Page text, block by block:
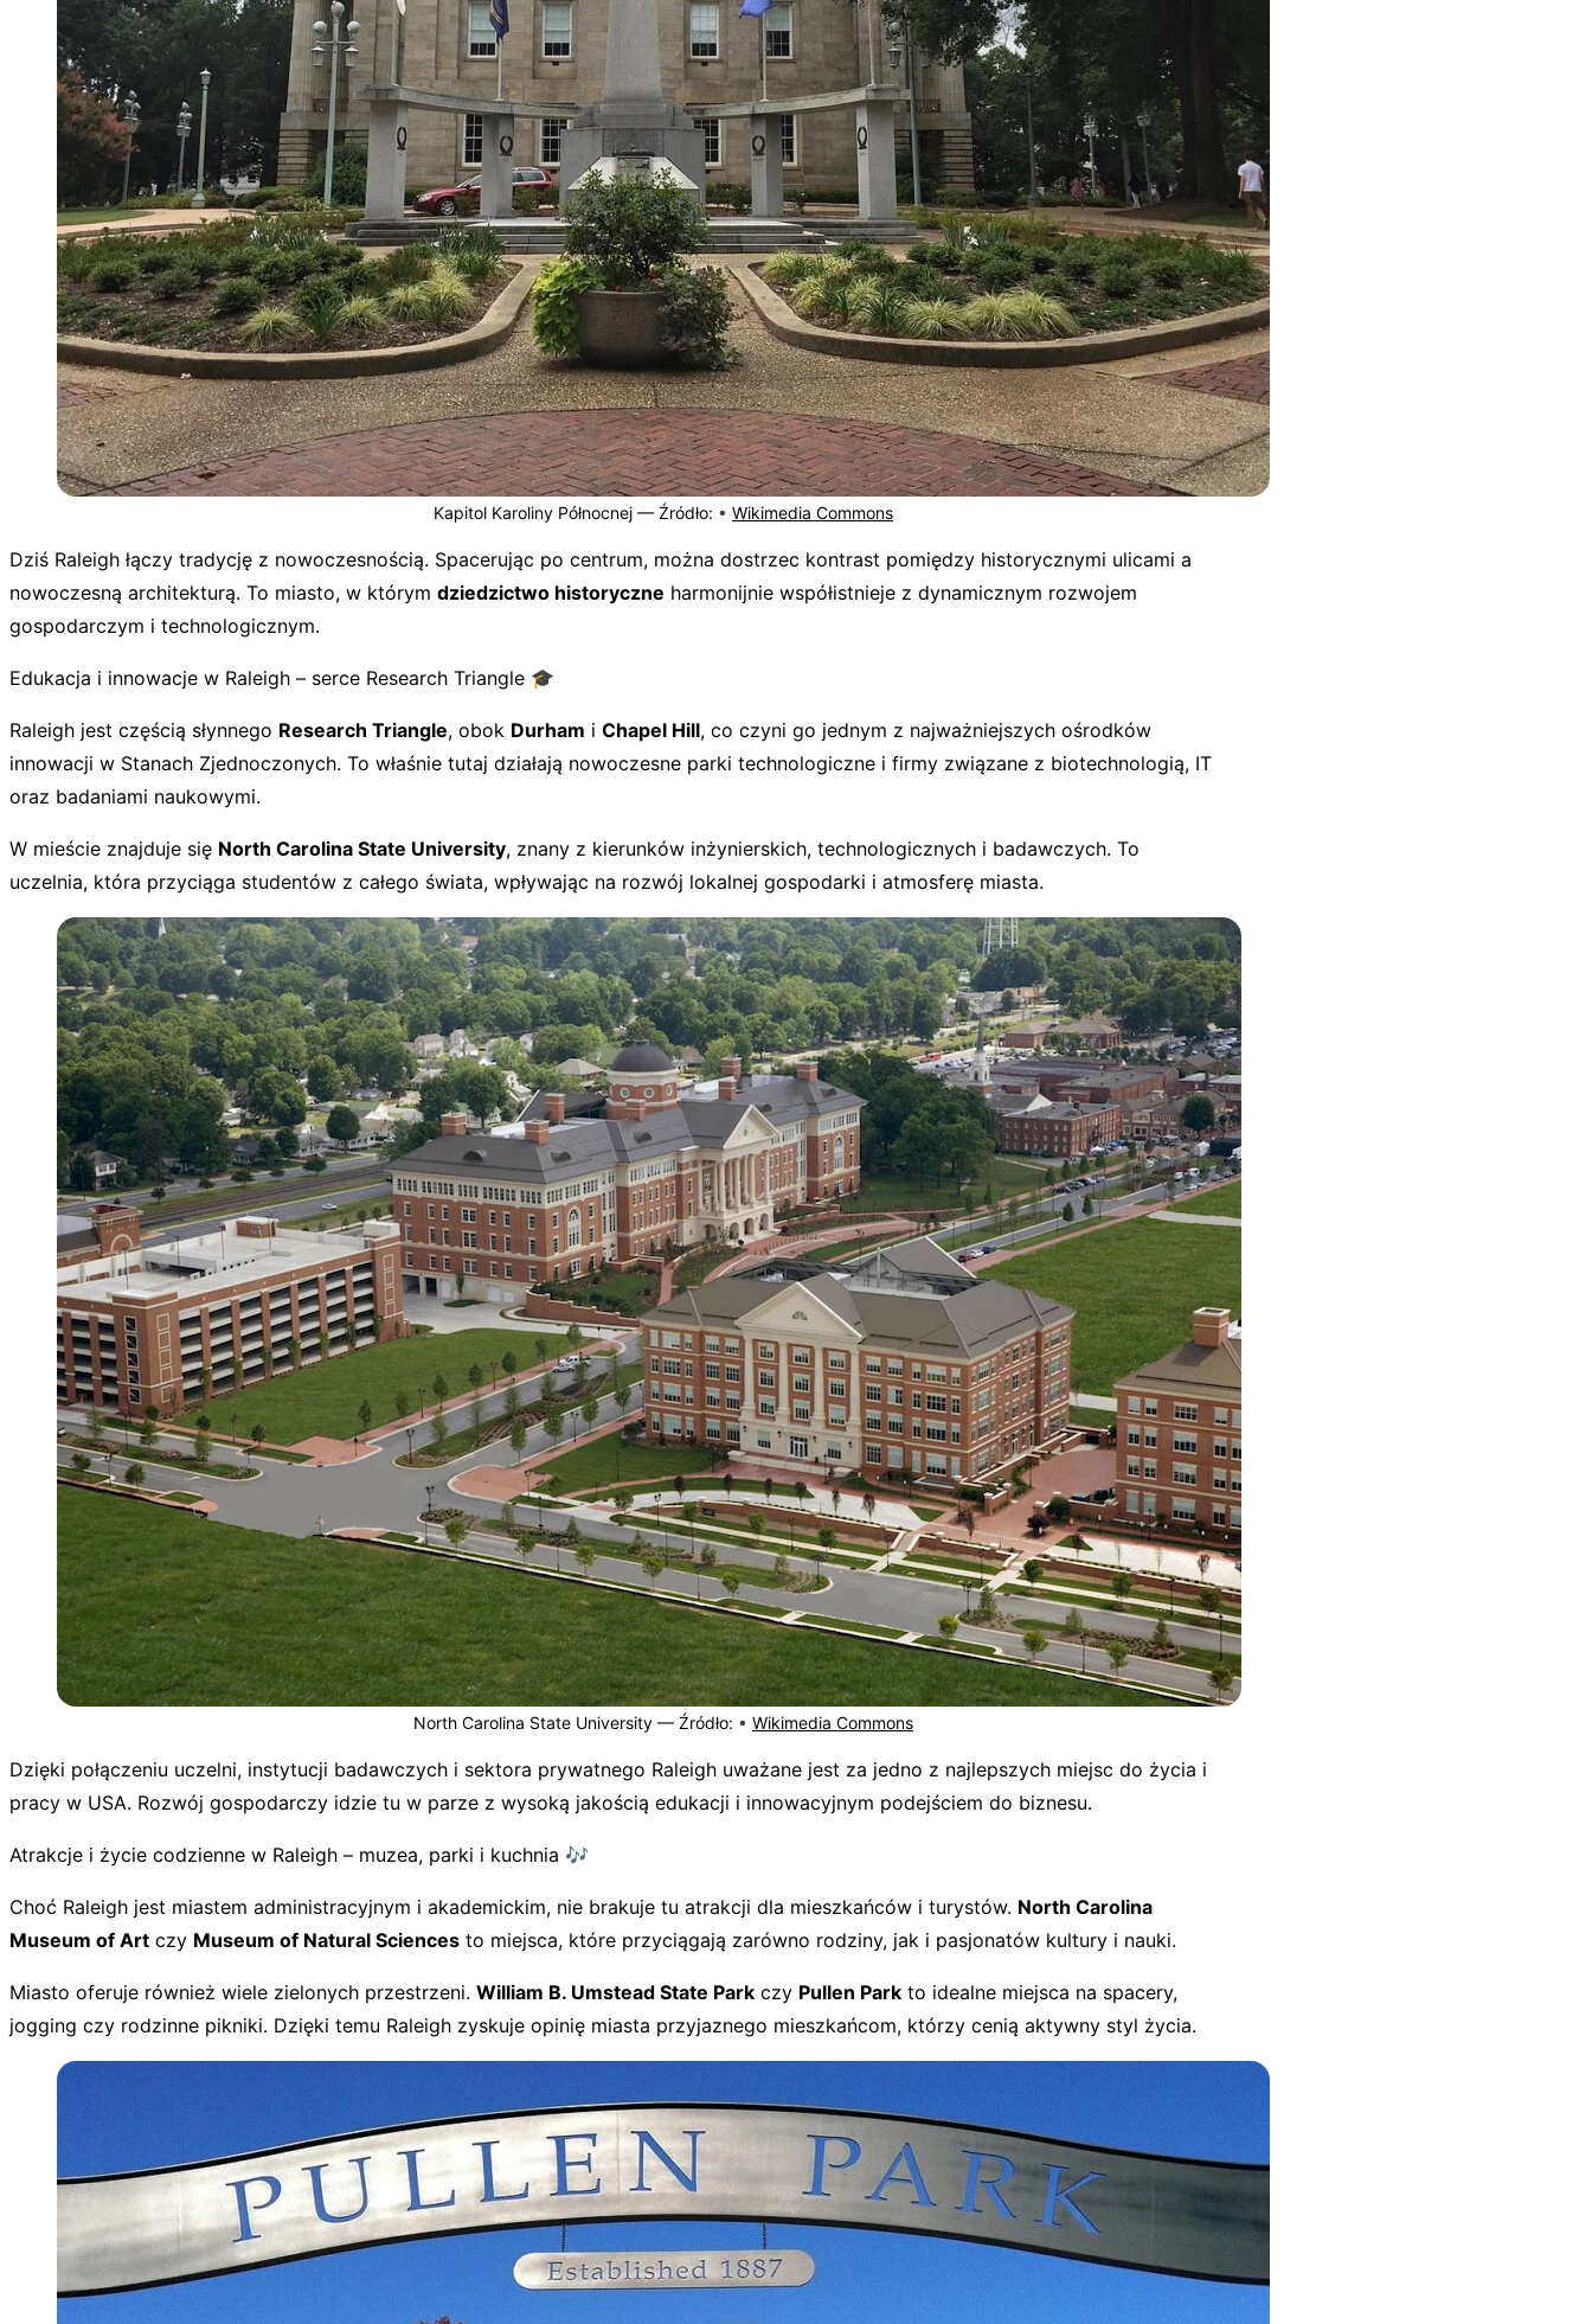
Kapitol Karoliny Północnej — Źródło: • Wikimedia Commons
Dziś Raleigh łączy tradycję z nowoczesnością. Spacerując po centrum, można dostrzec kontrast pomiędzy historycznymi ulicami a
nowoczesną architekturą. To miasto, w którym dziedzictwo historyczne harmonijnie współistnieje z dynamicznym rozwojem
gospodarczym i technologicznym.
Edukacja i innowacje w Raleigh – serce Research Triangle 🎓
Raleigh jest częścią słynnego Research Triangle, obok Durham i Chapel Hill, co czyni go jednym z najważniejszych ośrodków
innowacji w Stanach Zjednoczonych. To właśnie tutaj działają nowoczesne parki technologiczne i firmy związane z biotechnologią, IT
oraz badaniami naukowymi.
W mieście znajduje się North Carolina State University, znany z kierunków inżynierskich, technologicznych i badawczych. To
uczelnia, która przyciąga studentów z całego świata, wpływając na rozwój lokalnej gospodarki i atmosferę miasta.
North Carolina State University — Źródło: • Wikimedia Commons
Dzięki połączeniu uczelni, instytucji badawczych i sektora prywatnego Raleigh uważane jest za jedno z najlepszych miejsc do życia i
pracy w USA. Rozwój gospodarczy idzie tu w parze z wysoką jakością edukacji i innowacyjnym podejściem do biznesu.
Atrakcje i życie codzienne w Raleigh – muzea, parki i kuchnia 🎶
Choć Raleigh jest miastem administracyjnym i akademickim, nie brakuje tu atrakcji dla mieszkańców i turystów. North Carolina
Museum of Art czy Museum of Natural Sciences to miejsca, które przyciągają zarówno rodziny, jak i pasjonatów kultury i nauki.
Miasto oferuje również wiele zielonych przestrzeni. William B. Umstead State Park czy Pullen Park to idealne miejsca na spacery,
jogging czy rodzinne pikniki. Dzięki temu Raleigh zyskuje opinię miasta przyjaznego mieszkańcom, którzy cenią aktywny styl życia.